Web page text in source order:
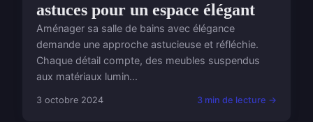
astuces pour un espace élégant
Aménager sa salle de bains avec élégance
demande une approche astucieuse et réfléchie.
Chaque détail compte, des meubles suspendus
aux matériaux lumin...
3 octobre 2024 3 min de lecture →